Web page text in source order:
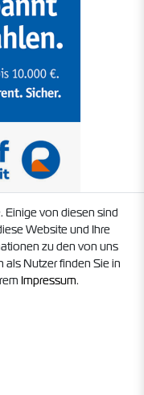
Einige von diesen sind
Website und Ihre
zu den von uns
als Nutzer finden Sie in
Impressum.